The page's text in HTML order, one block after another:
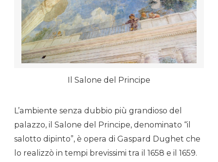
Il Salone del Principe
L’ambiente senza dubbio più grandioso del
palazzo, il Salone del Principe, denominato “il
salotto dipinto”, è opera di Gaspard Dughet che
lo realizzò in tempi brevissimi tra il 1658 e il 1659.